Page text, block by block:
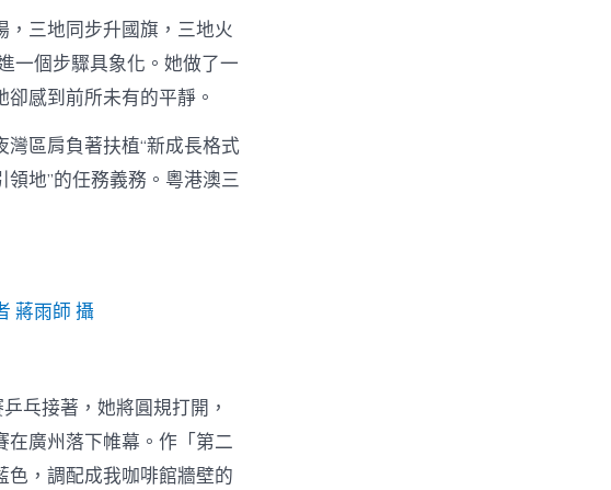
三地同步升國旗，三地火
一個步驟具象化。她做了一
感到前所未有的平靜。
區肩負著扶植“新成長格式
地”的任務義務。粵港澳三
蔣雨師 攝
乓接著，她將圓規打開，
廣州落下帷幕。作「第二
色，調配成我咖啡館牆壁的